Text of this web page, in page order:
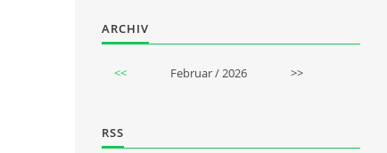
ARCHIV
<< Februar / 2026 >>
RSS